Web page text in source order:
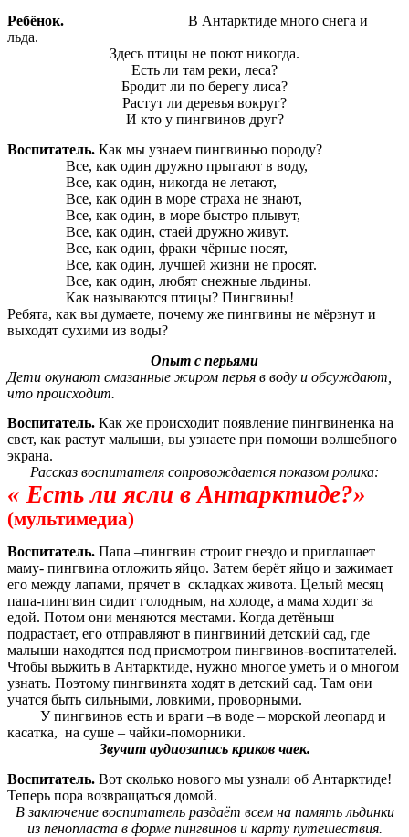
Ребёнок. В Антарктиде много снега и
льда.
Здесь птицы не поют никогда.
Есть ли там реки, леса?
Бродит ли по берегу лиса?
Растут ли деревья вокруг?
И кто у пингвинов друг?
Воспитатель. Как мы узнаем пингвинью породу?
Все, как один дружно прыгают в воду,
Все, как один, никогда не летают,
Все, как один в море страха не знают,
Все, как один, в море быстро плывут,
Все, как один, стаей дружно живут.
Все, как один, фраки чёрные носят,
Все, как один, лучшей жизни не просят.
Все, как один, любят снежные льдины.
Как называются птицы? Пингвины!
Ребята, как вы думаете, почему же пингвины не мёрзнут и
выходят сухими из воды?
Опыт с перьями
Дети окунают смазанные жиром перья в воду и обсуждают,
что происходит.
Воспитатель. Как же происходит появление пингвиненка на
свет, как растут малыши, вы узнаете при помощи волшебного
экрана.
Рассказ воспитателя сопровождается показом ролика:
« Есть ли ясли в Антарктиде?»
(мультимедиа)
Воспитатель. Папа –пингвин строит гнездо и приглашает
маму- пингвина отложить яйцо. Затем берёт яйцо и зажимает
его между лапами, прячет в складках живота. Целый месяц
папа-пингвин сидит голодным, на холоде, а мама ходит за
едой. Потом они меняются местами. Когда детёныш
подрастает, его отправляют в пингвиний детский сад, где
малыши находятся под присмотром пингвинов-воспитателей.
Чтобы выжить в Антарктиде, нужно многое уметь и о многом
узнать. Поэтому пингвинята ходят в детский сад. Там они
учатся быть сильными, ловкими, проворными.
У пингвинов есть и враги –в воде – морской леопард и
касатка, на суше – чайки-поморники.
Звучит аудиозапись криков чаек.
Воспитатель. Вот сколько нового мы узнали об Антарктиде!
Теперь пора возвращаться домой.
В заключение воспитатель раздаёт всем на память льдинки
из пенопласта в форме пингвинов и карту путешествия.